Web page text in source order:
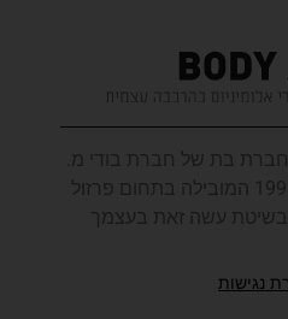
חברת בת של חברת בודי מ.
בע"מ שהוקמה בשנת 1996 המובילה בתחום פרזול
ובשיטת עשה זאת בעצמך
נגישות